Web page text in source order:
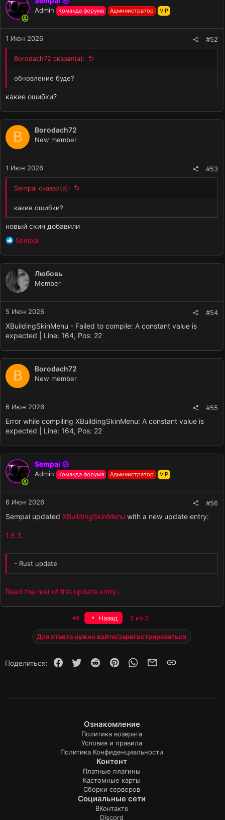
Admin Команда форума Администратор VIP
1 Июн 2026 #52
Borodach72 сказал(а):
обновление буде?
какие ошибки?
B Borodach72
New member
1 Июн 2026 #53
Sempai сказал(а):
какие ошибки?
новый скин добавили
Р
а
к
ц
и
и
:
Sempai
Любовь
Member
5 Июн 2026 #54
XBuildingSkinMenu - Failed to compile: A constant value is
expected | Line: 164, Pos: 22
B Borodach72
New member
6 Июн 2026 #55
Error while compiling XBuildingSkinMenu: A constant value is
expected | Line: 164, Pos: 22
Sempai
Admin Команда форума Администратор VIP
6 Июн 2026 #56
Sempai updated XBuildingSkinMenu with a new update entry:
1.5.3
- Rust update
Read the rest of this update entry...
ПервыйНазад 3 из 3
Для ответа нужно войти/зарегистрироваться
Поделиться: Facebook
Twitter Reddit PinterestWhatsAppЭлектронная почта
Ознакомление
Политика возврата
Условия и правила
Политика Конфиденциальности
Контент
Платные плагины
Кастомные карты
Сборки серверов
Социальные сети
ВКонтакте
Discord